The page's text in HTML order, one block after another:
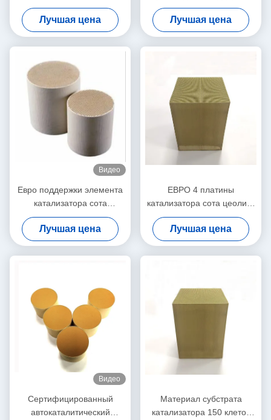
преобразователей
отвечает стандартам Евро
6/VI
Лучшая цена
субстрата катализатора
сота 5 6
Лучшая цена
Видео
Евро поддержки элемента
катализатора сота
кордиерита евро II 2 6
корабля бензина
Лучшая цена
ЕВРО 4 платины
катализатора сота цеолита
POC ASC SCR 5 6 Denox
DOC
Лучшая цена
Видео
Сертифицированный
автокаталитический
Материал субстрата
катализатора 150 клеток